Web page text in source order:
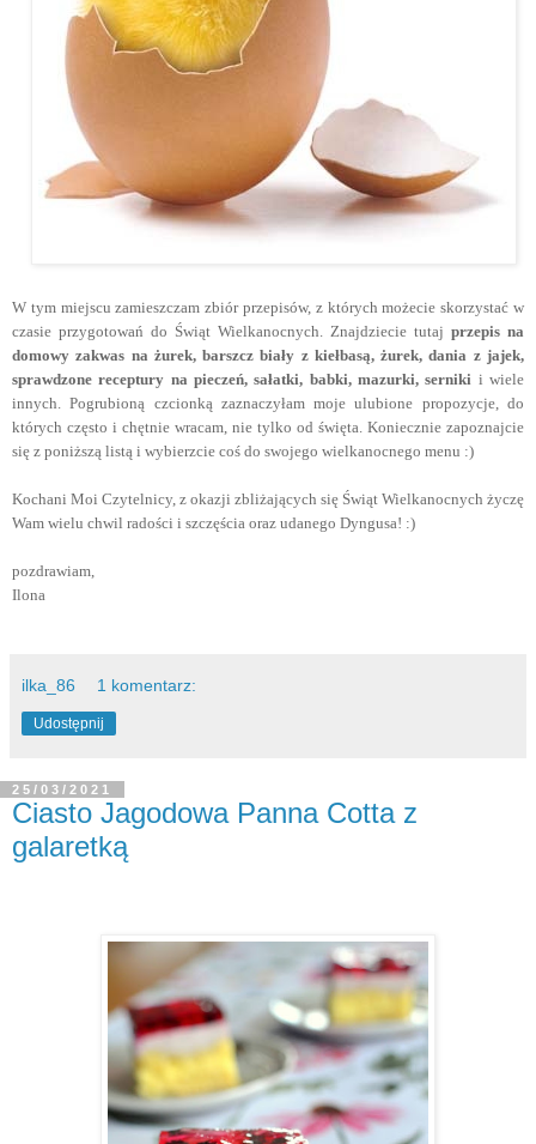
W tym miejscu zamieszczam zbiór przepisów, z których możecie skorzystać w
czasie przygotowań do Świąt Wielkanocnych. Znajdziecie tutaj przepis na
domowy zakwas na żurek, barszcz biały z kiełbasą, żurek, dania z jajek,
sprawdzone receptury na pieczeń, sałatki, babki, mazurki, serniki i wiele
innych. Pogrubioną czcionką zaznaczyłam moje ulubione propozycje, do
których często i chętnie wracam, nie tylko od święta. Koniecznie zapoznajcie
się z poniższą listą i wybierzcie coś do swojego wielkanocnego menu :)
Kochani Moi Czytelnicy, z okazji zbliżających się Świąt Wielkanocnych życzę
Wam wielu chwil radości i szczęścia oraz udanego Dyngusa! :)
pozdrawiam,
Ilona
ilka_86 1 komentarz:
Udostępnij
25/03/2021
Ciasto Jagodowa Panna Cotta z
galaretką